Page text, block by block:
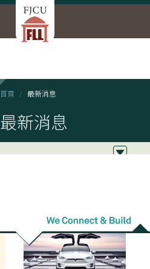
首頁 最新消息
最新消息
2020/11/20